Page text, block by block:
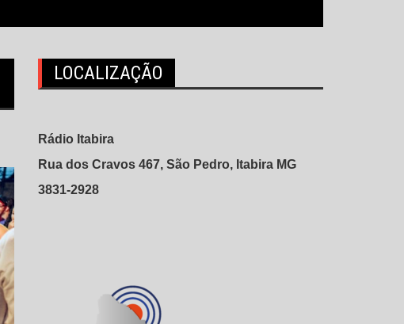
LOCALIZAÇÃO
Rádio Itabira
Rua dos Cravos 467, São Pedro, Itabira MG
3831-2928